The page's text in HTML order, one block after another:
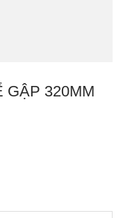
GẬP 320MM